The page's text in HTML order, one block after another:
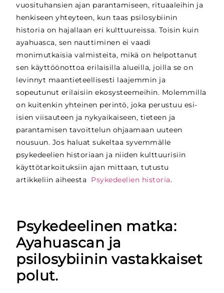
vuosituhansien ajan parantamiseen, rituaaleihin ja
henkiseen yhteyteen, kun taas psilosybiinin
historia on hajallaan eri kulttuureissa. Toisin kuin
ayahuasca, sen nauttiminen ei vaadi
monimutkaisia valmisteita, mikä on helpottanut
sen käyttöönottoa erilaisilla alueilla, joilla se on
levinnyt maantieteellisesti laajemmin ja
sopeutunut erilaisiin ekosysteemeihin. Molemmilla
on kuitenkin yhteinen perintö, joka perustuu esi-
isien viisauteen ja nykyaikaiseen, tieteen ja
parantamisen tavoittelun ohjaamaan uuteen
nousuun. Jos haluat sukeltaa syvemmälle
psykedeelien historiaan ja niiden kulttuurisiin
käyttötarkoituksiin ajan mittaan, tutustu
artikkeliin aiheesta
Psykedeelien historia.
Psykedeelinen matka:
Ayahuascan ja
psilosybiinin vastakkaiset
polut.